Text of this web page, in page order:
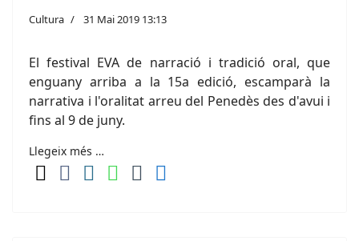
Cultura 31 Mai 2019 13:13
El festival EVA de narració i tradició oral, que
enguany arriba a la 15a edició, escamparà la
narrativa i l'oralitat arreu del Penedès des d'avui i
fins al 9 de juny.
Llegeix més …